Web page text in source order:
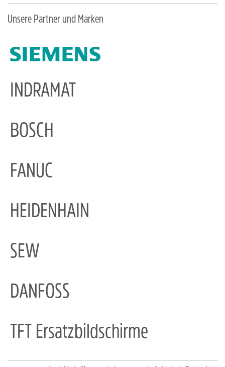
Unsere Partner und Marken
INDRAMAT
BOSCH
FANUC
HEIDENHAIN
SEW
DANFOSS
TFT Ersatzbildschirme